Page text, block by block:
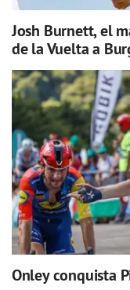
Josh Burnett, el
de la Vuelta a
Onley conquista